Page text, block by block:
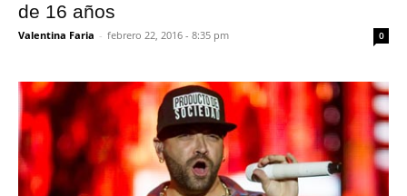
de 16 años
Valentina Faria - febrero 22, 2016 - 8:35 pm 0